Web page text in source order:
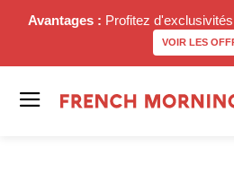
Avantages : Profitez
VOIR LES